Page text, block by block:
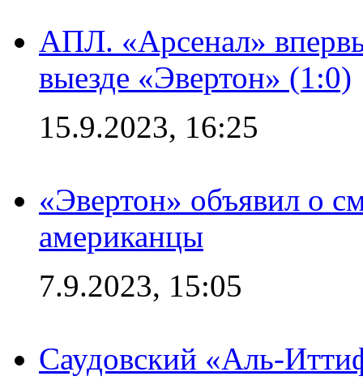
АПЛ. «Арсенал»
выезде «Эвертон» (1:0)
15.9.2023, 16:25
«Эвертон» объявил о
американцы
7.9.2023, 15:05
Саудовский «Аль-